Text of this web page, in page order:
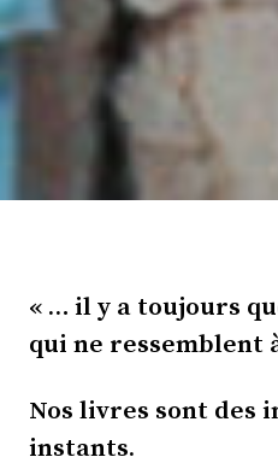
« … il y a toujours
qui ne ressemblent
Nos livres sont des
instants.